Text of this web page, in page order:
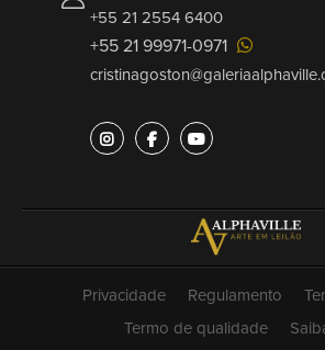
+55 21 2554 6400
+55 21 99971-0971
Privacidade Regulamento
Termo de qualidade